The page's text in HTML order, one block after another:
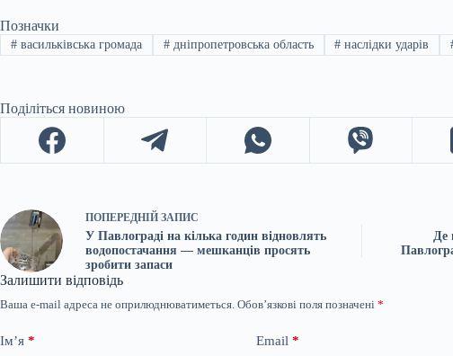
Позначки
#васильківська громада #дніпропетровська область # наслідки ударів
Поділіться новиною
ПОПЕРЕДНІЙ ЗАПИС
У Павлограді на кілька годин відновлять
водопостачання — мешканців просять
зробити запаси
Де
Залишити відповідь
Ваша e-mail адреса не оприлюднюватиметься. Обов’язкові поля позначені *
Ім’я * Email *